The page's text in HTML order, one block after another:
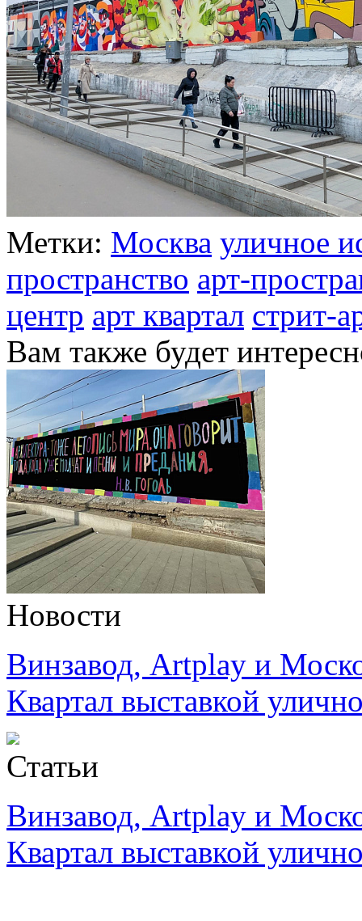
Метки: Москва уличное
пространство арт-
центр арт квартал стрит-
Вам также будет
Новости
Винзавод, Artplay и
Квартал выставкой
Статьи
Винзавод, Artplay и
Квартал выставкой